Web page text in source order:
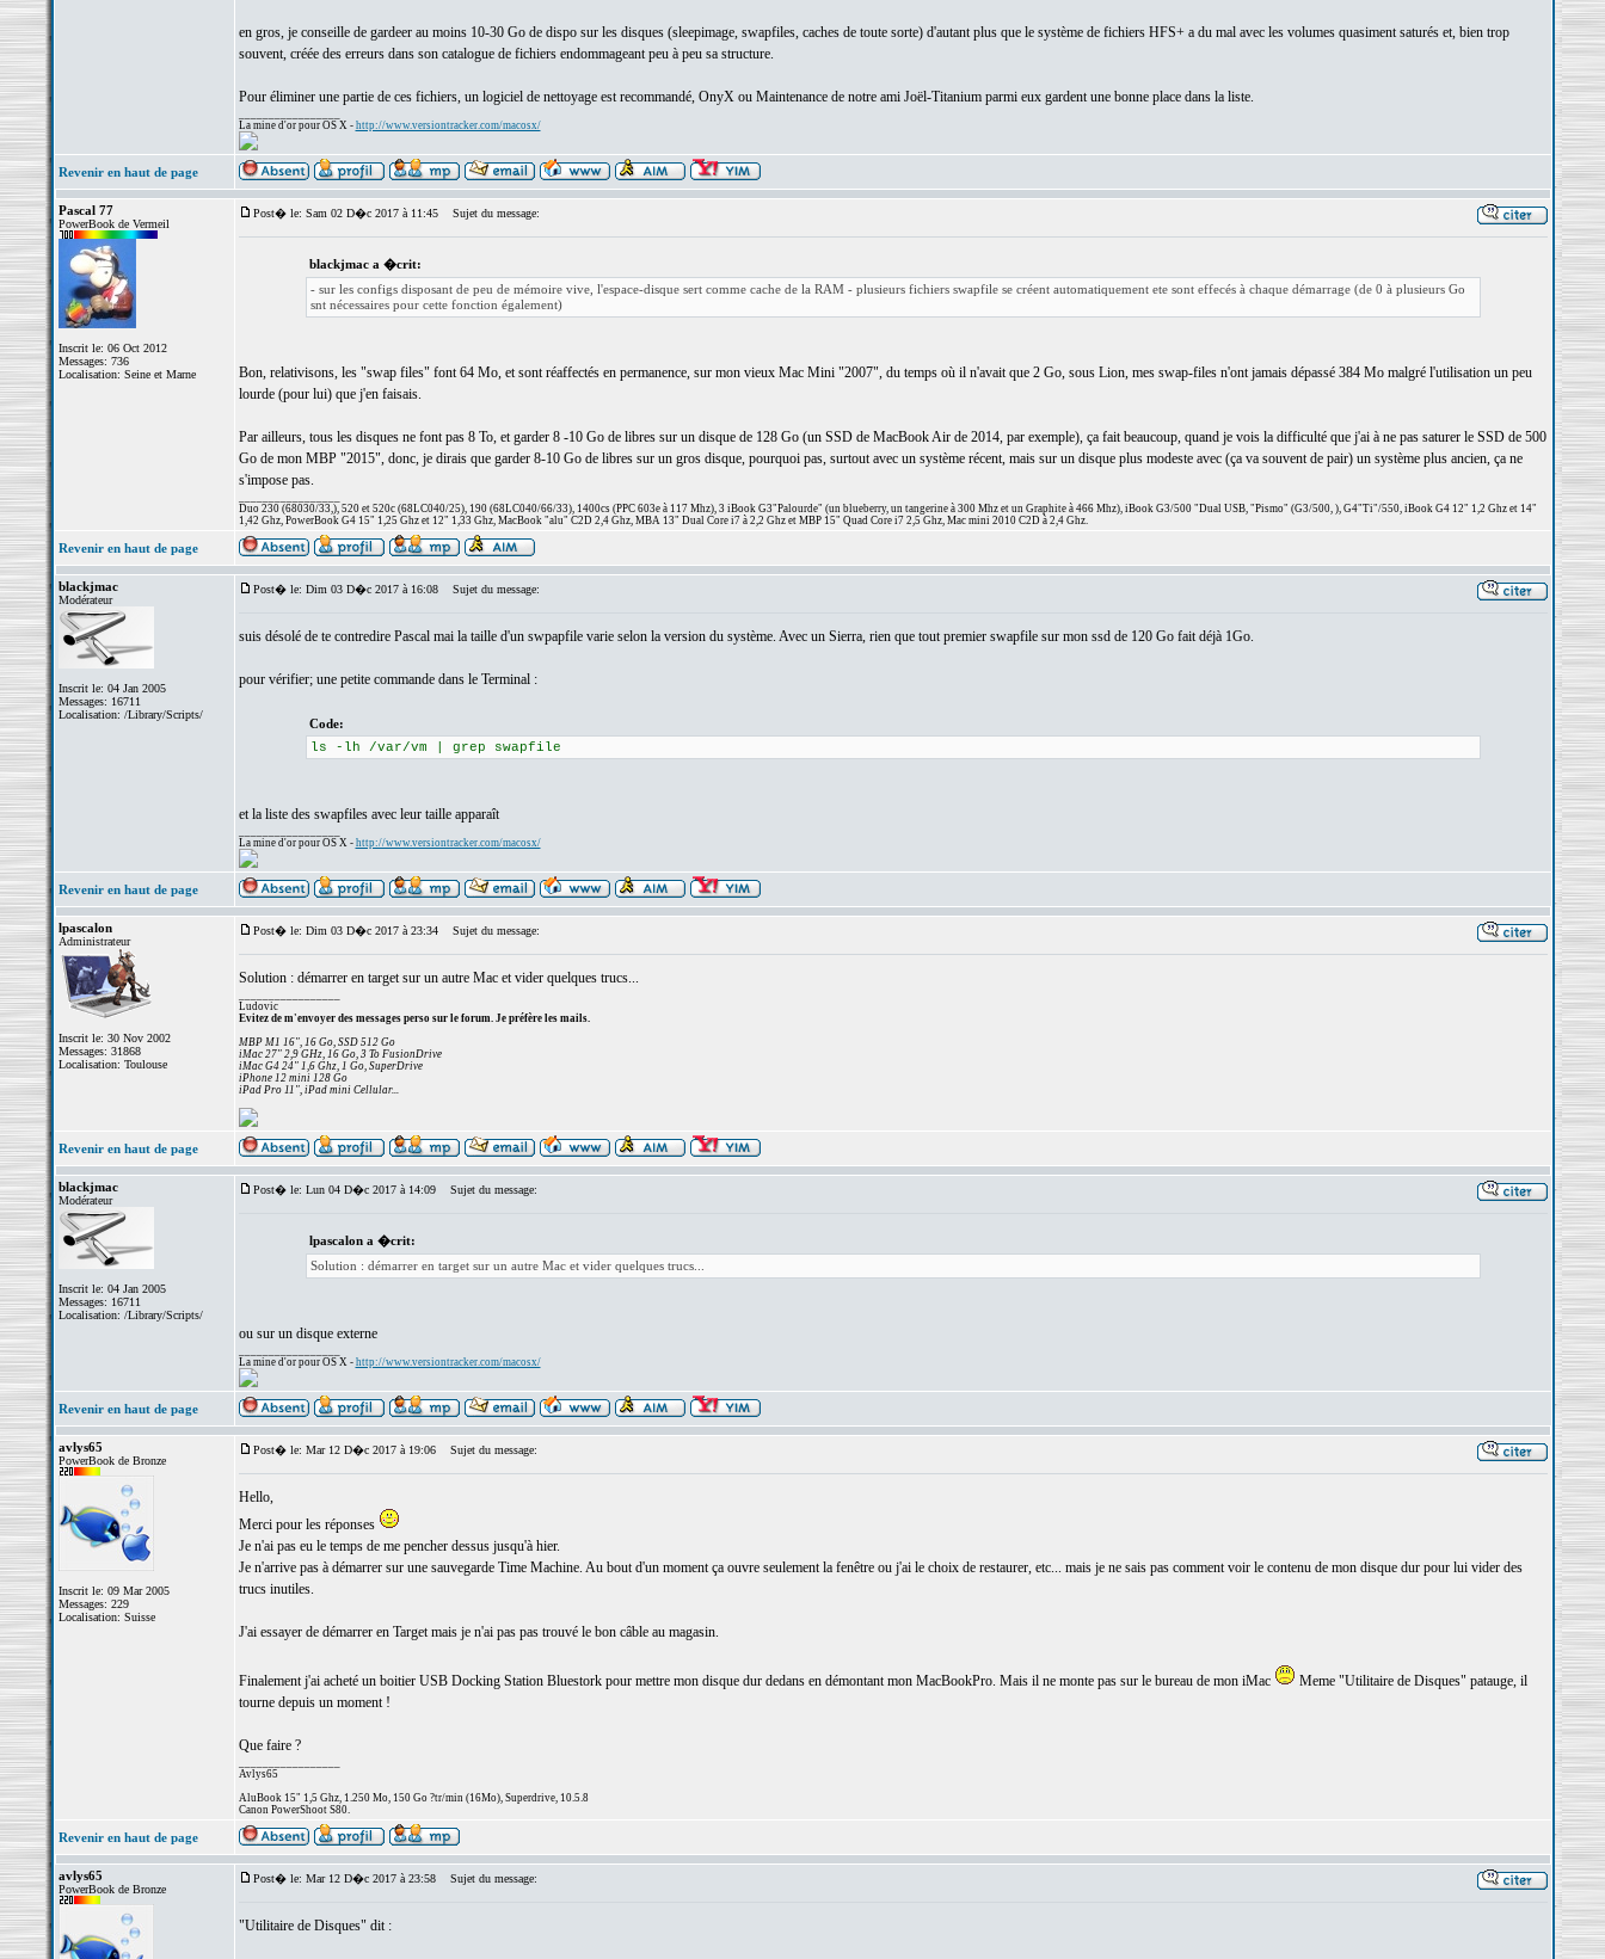
en gros, je conseille de gardeer au moins 10-30 Go de dispo sur les disques (sleepimage, swapfiles, caches de toute sorte) d'autant plus que le système de fichiers HFS+ a du mal avec les volumes quasiment saturés et, bien trop
souvent, créée des erreurs dans son catalogue de fichiers endommageant peu à peu sa structure.
Pour éliminer une partie de ces fichiers, un logiciel de nettoyage est recommandé, OnyX ou Maintenance de notre ami Joël-Titanium parmi eux gardent une bonne place dans la liste.
La mine d'or pour OS X - http://www.versiontracker.com/macosx/
Revenir en haut de page
Pascal 77
PowerBook de Vermeil
Inscrit le: 06 Oct 2012
Messages: 736
Localisation: Seine et Marne
Post� le: Sam 02 D�c 2017 à 11:45 Sujet du message:
blackjmac a �crit:
- sur les configs disposant de peu de mémoire vive, l'espace-disque sert comme cache de la RAM - plusieurs fichiers swapfile se créent automatiquement ete sont effecés à chaque démarrage (de 0 à plusieurs Go
snt nécessaires pour cette fonction également)
Bon, relativisons, les "swap files" font 64 Mo, et sont réaffectés en permanence, sur mon vieux Mac Mini "2007", du temps où il n'avait que 2 Go, sous Lion, mes swap-files n'ont jamais dépassé 384 Mo malgré l'utilisation un peu
lourde (pour lui) que j'en faisais.
Par ailleurs, tous les disques ne font pas 8 To, et garder 8 -10 Go de libres sur un disque de 128 Go (un SSD de MacBook Air de 2014, par exemple), ça fait beaucoup, quand je vois la difficulté que j'ai à ne pas saturer le SSD de 500
Go de mon MBP "2015", donc, je dirais que garder 8-10 Go de libres sur un gros disque, pourquoi pas, surtout avec un système récent, mais sur un disque plus modeste avec (ça va souvent de pair) un système plus ancien, ça ne
s'impose pas.
Duo 230 (68030/33,), 520 et 520c (68LC040/25), 190 (68LC040/66/33), 1400cs (PPC 603e à 117 Mhz), 3 iBook G3"Palourde" (un blueberry, un tangerine à 300 Mhz et un Graphite à 466 Mhz), iBook G3/500 "Dual USB, "Pismo" (G3/500, ), G4"Ti"/550, iBook G4 12" 1,2 Ghz et 14"
1,42 Ghz, PowerBook G4 15" 1,25 Ghz et 12" 1,33 Ghz, MacBook "alu" C2D 2,4 Ghz, MBA 13" Dual Core i7 à 2,2 Ghz et MBP 15" Quad Core i7 2,5 Ghz, Mac mini 2010 C2D à 2,4 Ghz.
Revenir en haut de page
blackjmac
Modérateur
Inscrit le: 04 Jan 2005
Messages: 16711
Localisation: /Library/Scripts/
Post� le: Dim 03 D�c 2017 à 16:08 Sujet du message:
suis désolé de te contredire Pascal mai la taille d'un swpapfile varie selon la version du système. Avec un Sierra, rien que tout premier swapfile sur mon ssd de 120 Go fait déjà 1Go.
pour vérifier; une petite commande dans le Terminal :
Code:
ls -lh /var/vm | grep swapfile
et la liste des swapfiles avec leur taille apparaît
La mine d'or pour OS X - http://www.versiontracker.com/macosx/
Revenir en haut de page
lpascalon
Administrateur
Inscrit le: 30 Nov 2002
Messages: 31868
Localisation: Toulouse
Post� le: Dim 03 D�c 2017 à 23:34 Sujet du message:
Solution : démarrer en target sur un autre Mac et vider quelques trucs...
Ludovic
Evitez de m'envoyer des messages perso sur le forum. Je préfère les mails.
MBP M1 16", 16 Go, SSD 512 Go
iMac 27" 2,9 GHz, 16 Go, 3 To FusionDrive
iMac G4 24" 1,6 Ghz, 1 Go, SuperDrive
iPhone 12 mini 128 Go
iPad Pro 11", iPad mini Cellular...
Revenir en haut de page
blackjmac
Modérateur
Inscrit le: 04 Jan 2005
Messages: 16711
Localisation: /Library/Scripts/
Post� le: Lun 04 D�c 2017 à 14:09 Sujet du message:
lpascalon a �crit:
Solution : démarrer en target sur un autre Mac et vider quelques trucs...
ou sur un disque externe
La mine d'or pour OS X - http://www.versiontracker.com/macosx/
Revenir en haut de page
avlys65
PowerBook de Bronze
Inscrit le: 09 Mar 2005
Messages: 229
Localisation: Suisse
Post� le: Mar 12 D�c 2017 à 19:06 Sujet du message:
Hello,
Merci pour les réponses
Je n'ai pas eu le temps de me pencher dessus jusqu'à hier.
Je n'arrive pas à démarrer sur une sauvegarde Time Machine. Au bout d'un moment ça ouvre seulement la fenêtre ou j'ai le choix de restaurer, etc... mais je ne sais pas comment voir le contenu de mon disque dur pour lui vider des
trucs inutiles.
J'ai essayer de démarrer en Target mais je n'ai pas pas trouvé le bon câble au magasin.
Finalement j'ai acheté un boitier USB Docking Station Bluestork pour mettre mon disque dur dedans en démontant mon MacBookPro. Mais il ne monte pas sur le bureau de mon iMac
Meme "Utilitaire de Disques" patauge, il
tourne depuis un moment !
Que faire ?
Avlys65
AluBook 15" 1,5 Ghz, 1.250 Mo, 150 Go ?tr/min (16Mo), Superdrive, 10.5.8
Canon PowerShoot S80.
Revenir en haut de page
avlys65
PowerBook de Bronze
Post� le: Mar 12 D�c 2017 à 23:58 Sujet du message:
"Utilitaire de Disques" dit :